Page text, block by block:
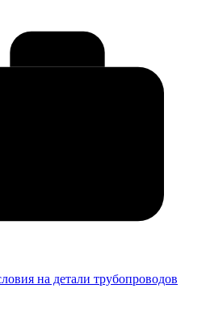
на детали трубопроводов